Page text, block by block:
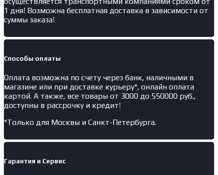
1 дня! Возможна бесплатная доставка в зависимости от
суммы заказа!
Способы оплаты
Оплата возможна по счету через банк, наличными в
магазине или при доставке курьеру*, онлайн оплата
картой. А также, все товары от 3000 до 550000 руб.,
доступны в рассрочку и кредит!
*Только для Москвы и Санкт-Петербурга.
Гарантия и Сервис